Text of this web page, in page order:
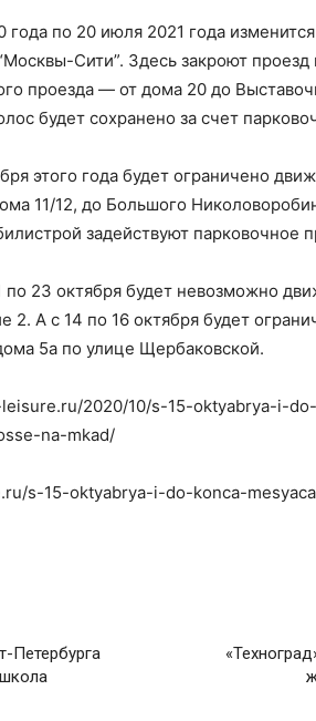
года по 20 июля 2021 года
Сити”. Здесь закроют
проезда — от дома 20 до
будет сохранено за счет
этого года будет ограничено
11/12, до Большого
задействуют парковочное
23 октября будет невозможно
2. А с 14 по 16 октября будет
5а по улице Щербаковской.
2020/10/s-15-oktyabrya-i-
na-mkad/
s-15-oktyabrya-i-do-konca-
Петербурга